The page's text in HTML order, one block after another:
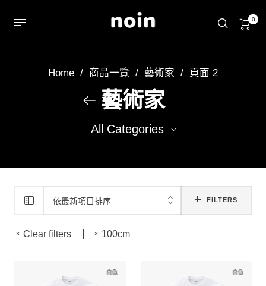
0
Home / 商品一覽 / 藝術家 / 頁面 2
藝術家
All Categories
achin 22
13
Diane Chiang
依最新項目排序 FILTERS
Clear filters 100cm